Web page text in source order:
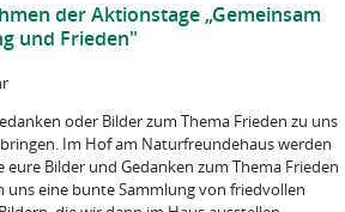
der Aktionstage „Gemeinsam
und Frieden"
oder Bilder zum Thema Frieden zu uns
Im Hof am Naturfreundehaus werden
Bilder und Gedanken zum Thema Frieden
uns eine bunte Sammlung von friedvollen